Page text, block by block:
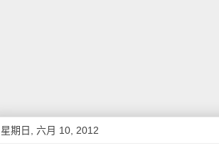
星期日, 六月 10, 2012